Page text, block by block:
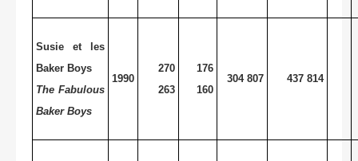
Susie et les
Baker Boys
The Fabulous
Baker Boys
1990
270
263
176
160
304 807 437 814